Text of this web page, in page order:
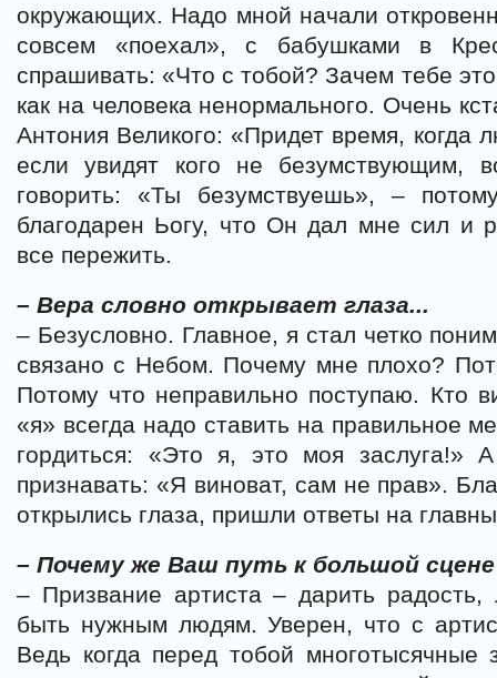
окружающих. Надо мной начали
совсем «поехал», с бабушками в
спрашивать: «Что с тобой? Зачем тебе
как на человека ненормального. Очень
Антония Великого: «Придет время, когда
если увидят кого не безумствующим,
говорить: «Ты безумствуешь», –
благодарен Ьогу, что Он дал мне сил и
все пережить.
– Вера словно открывает глаза...
– Безусловно. Главное, я стал четко
связано с Небом. Почему мне плохо?
Потому что неправильно поступаю. Кто
«я» всегда надо ставить на правильное
гордиться: «Это я, это моя заслуга!» А
признавать: «Я виноват, сам не прав».
открылись глаза, пришли ответы на
– Почему же Ваш путь к большой
– Призвание артиста – дарить радость,
быть нужным людям. Уверен, что с
Ведь когда перед тобой